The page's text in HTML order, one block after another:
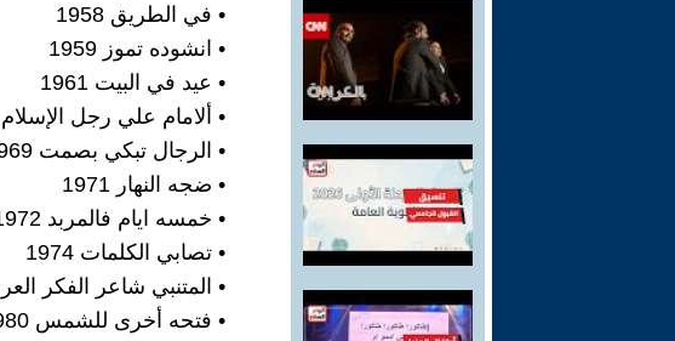
• في الطريق 1958
• انشوده تموز 1959
• عيد في البيت 1961
• ألامام علي رجل الإسلام
• الرجال تبكي بصمت 1969
• ضجه النهار 1971
• خمسه ايام فالمربد 1972
• تصابي الكلمات 1974
• المتنبي شاعر الفكر العربي
• فتحه أخرى للشمس 1980